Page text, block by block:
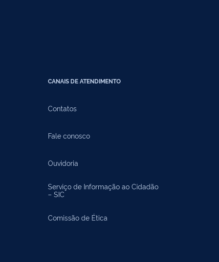
CANAIS DE ATENDIMENTO
Contatos
Fale conosco
Ouvidoria
Serviço de Informação ao Cidadão
– SIC
Comissão de Ética